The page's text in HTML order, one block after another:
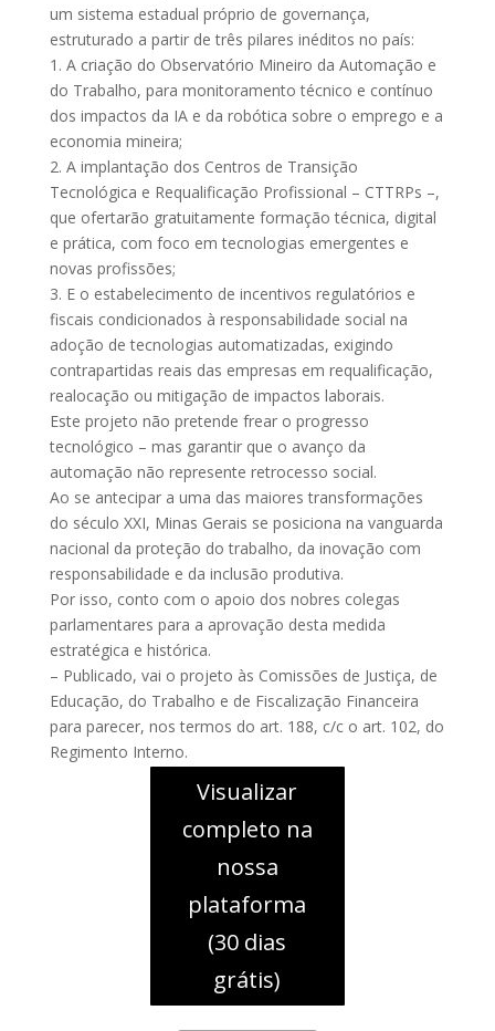
um sistema estadual próprio de governança,
estruturado a partir de três pilares inéditos no país:
1. A criação do Observatório Mineiro da Automação e
do Trabalho, para monitoramento técnico e contínuo
dos impactos da IA e da robótica sobre o emprego e a
economia mineira;
2. A implantação dos Centros de Transição
Tecnológica e Requalificação Profissional – CTTRPs –,
que ofertarão gratuitamente formação técnica, digital
e prática, com foco em tecnologias emergentes e
novas profissões;
3. E o estabelecimento de incentivos regulatórios e
fiscais condicionados à responsabilidade social na
adoção de tecnologias automatizadas, exigindo
contrapartidas reais das empresas em requalificação,
realocação ou mitigação de impactos laborais.
Este projeto não pretende frear o progresso
tecnológico – mas garantir que o avanço da
automação não represente retrocesso social.
Ao se antecipar a uma das maiores transformações
do século XXI, Minas Gerais se posiciona na vanguarda
nacional da proteção do trabalho, da inovação com
responsabilidade e da inclusão produtiva.
Por isso, conto com o apoio dos nobres colegas
parlamentares para a aprovação desta medida
estratégica e histórica.
– Publicado, vai o projeto às Comissões de Justiça, de
Educação, do Trabalho e de Fiscalização Financeira
para parecer, nos termos do art. 188, c/c o art. 102, do
Regimento Interno.
Visualizar
completo na
nossa
plataforma
(30 dias
grátis)